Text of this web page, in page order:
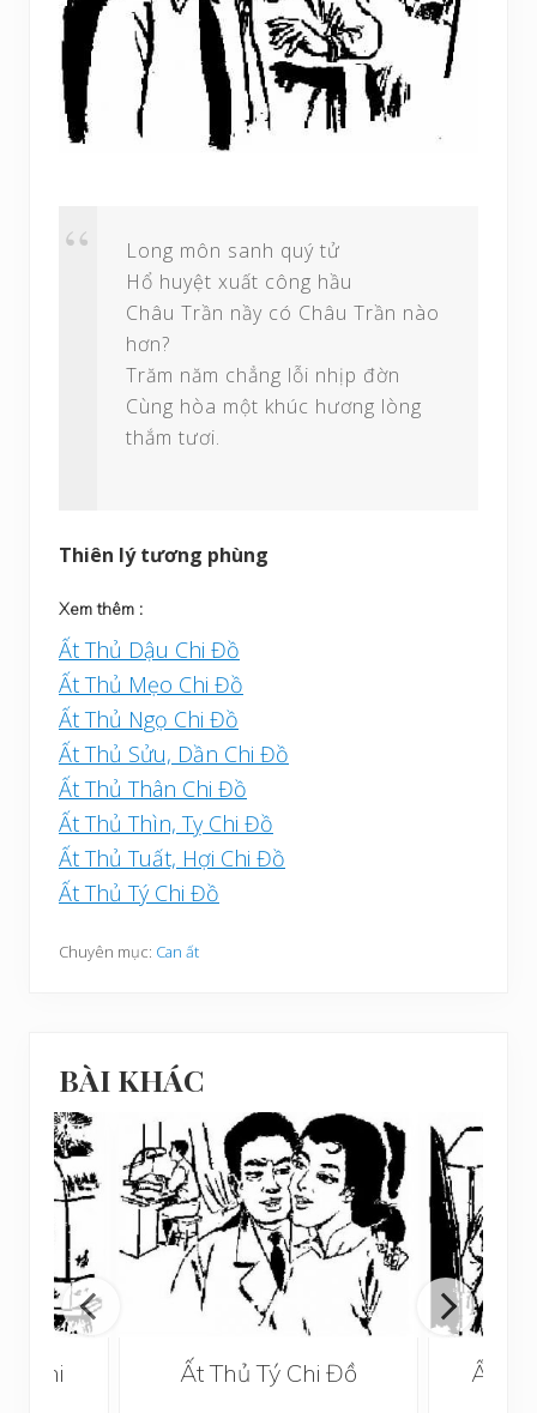
Long môn sanh quý tử
Hổ huyệt xuất công hầu
Châu Trần nầy có Châu Trần nào
hơn?
Trăm năm chẳng lỗi nhịp đờn
Cùng hòa một khúc hương lòng
thắm tươi.
Thiên lý tương phùng
Xem thêm :
Ất Thủ Dậu Chi Đồ
Ất Thủ Mẹo Chi Đồ
Ất Thủ Ngọ Chi Đồ
Ất Thủ Sửu, Dần Chi Đồ
Ất Thủ Thân Chi Đồ
Ất Thủ Thìn, Tỵ Chi Đồ
Ất Thủ Tuất, Hợi Chi Đồ
Ất Thủ Tý Chi Đồ
Chuyên mục: Can ất
BÀI KHÁC
Chi Ất Thủ Tý Chi Đồ Ất